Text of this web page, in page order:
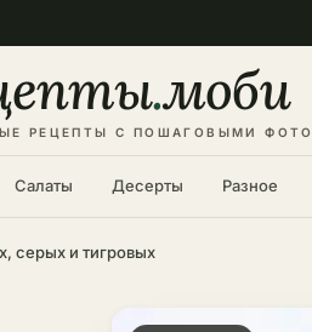
.моби
РЕЦЕПТЫ С ПОШАГОВЫМИ ФОТО
Салаты Десерты Разное
серых и тигровых